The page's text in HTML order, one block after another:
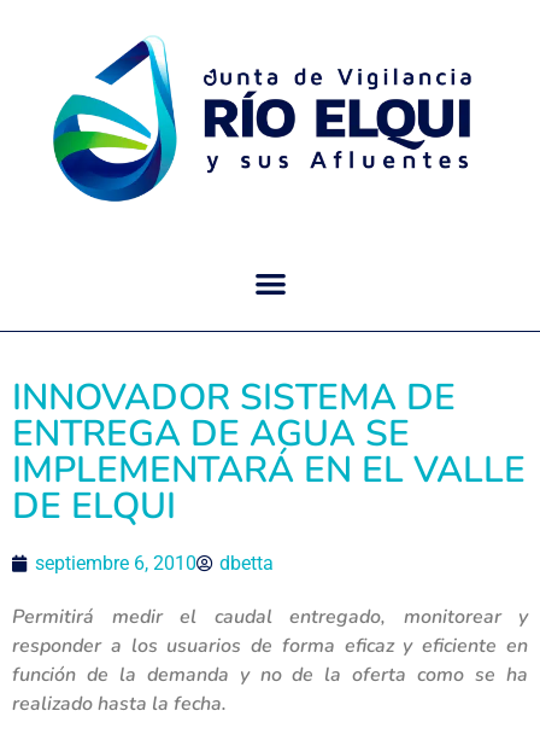
INNOVADOR SISTEMA DE
ENTREGA DE AGUA SE
IMPLEMENTARÁ EN EL VALLE
DE ELQUI
septiembre 6, 2010 dbetta
Permitirá medir el caudal entregado, monitorear y
responder a los usuarios de forma eficaz y eficiente en
función de la demanda y no de la oferta como se ha
realizado hasta la fecha.